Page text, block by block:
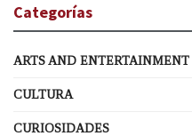
Categorías
ARTS AND ENTERTAINMENT
CULTURA
CURIOSIDADES